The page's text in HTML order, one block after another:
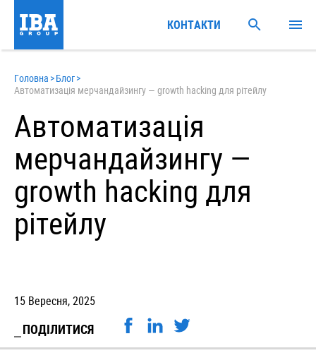
Головна >Блог>
Автоматизація мерчандайзингу — growth hacking для рітейлу
Автоматизація
мерчандайзингу —
growth hacking для
рітейлу
15 Вересня, 2025
ПОДІЛИТИСЯ
КОНТАКТИ